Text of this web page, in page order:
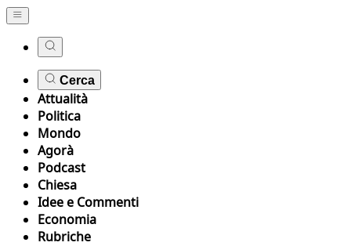
Cerca
Attualità
Politica
Mondo
Agorà
Podcast
Chiesa
Idee e Commenti
Economia
Rubriche